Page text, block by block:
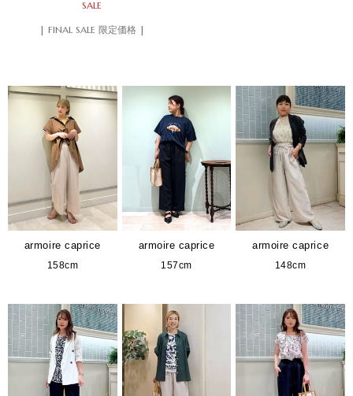
SALE
| FINAL SALE 限定価格 |
armoire caprice
158cm
armoire caprice
157cm
armoire caprice
148cm